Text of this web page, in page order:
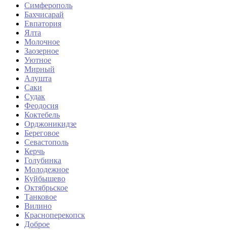
Симферополь
Бахчисарай
Евпатория
Ялта
Молочное
Заозерное
Уютное
Мирный
Алушта
Саки
Судак
Феодосия
Коктебель
Орджоникидзе
Береговое
Севастополь
Керчь
Голубинка
Молодежное
Куйбышево
Октябрьское
Танковое
Вилино
Красноперекопск
Доброе